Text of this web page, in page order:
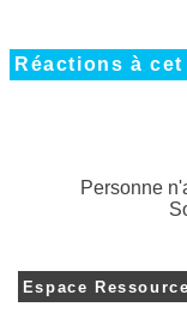
Réactions à
Personne
Espace